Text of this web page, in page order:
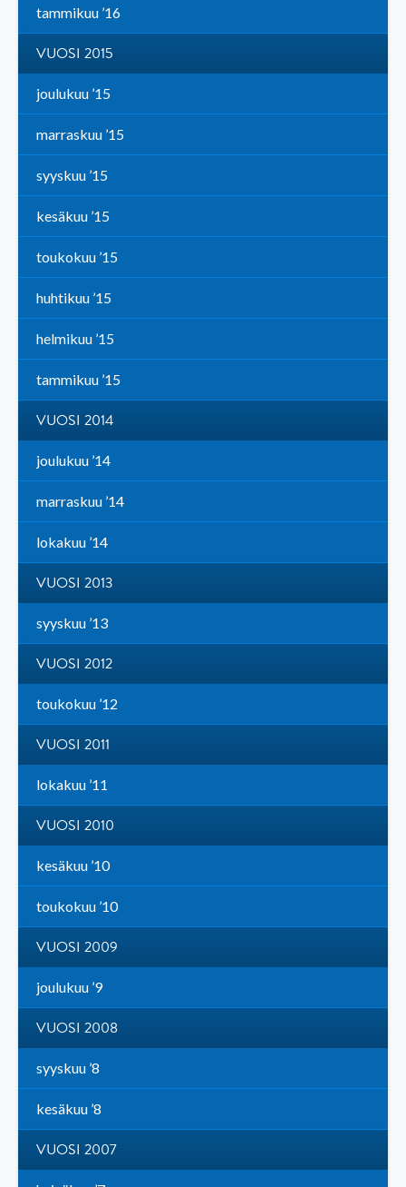
tammikuu ’16
VUOSI 2015
joulukuu ’15
marraskuu ’15
syyskuu ’15
kesäkuu ’15
toukokuu ’15
huhtikuu ’15
helmikuu ’15
tammikuu ’15
VUOSI 2014
joulukuu ’14
marraskuu ’14
lokakuu ’14
VUOSI 2013
syyskuu ’13
VUOSI 2012
toukokuu ’12
VUOSI 2011
lokakuu ’11
VUOSI 2010
kesäkuu ’10
toukokuu ’10
VUOSI 2009
joulukuu ’9
VUOSI 2008
syyskuu ’8
kesäkuu ’8
VUOSI 2007